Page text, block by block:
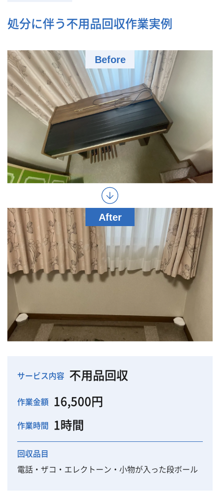
処分に伴う不用品回収作業実例
サービス内容 不用品回収
作業金額 16,500円
作業時間 1時間
回収品目
電話・ザコ・エレクトーン・小物が入った段ボール